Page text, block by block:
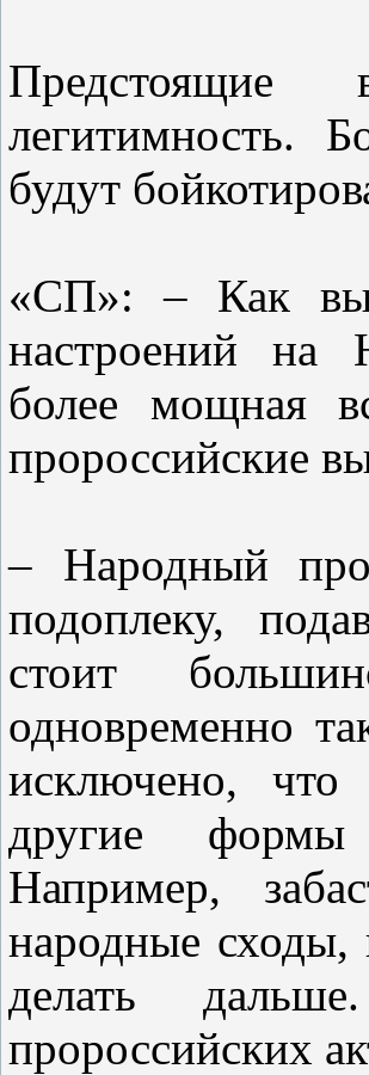
легитимность.
будут
«СП»: – Как вы
настроений на
более мощная
пророссийские
– Народный
подоплеку,
стоит
одновременно
исключено, что
другие формы
Например,
народные сходы,
делать
пророссийских